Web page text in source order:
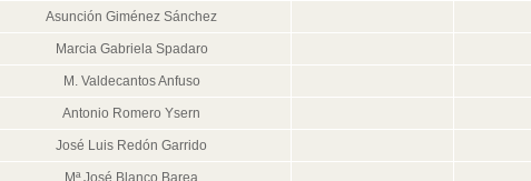
Asunción Giménez Sánchez
Marcia Gabriela Spadaro
M. Valdecantos Anfuso
Antonio Romero Ysern
José Luis Redón Garrido
Mª José Blanco Barea